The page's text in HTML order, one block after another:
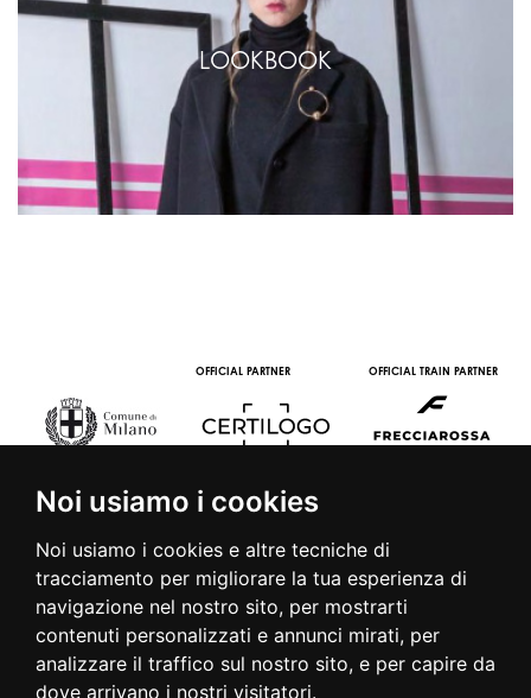
Noi usiamo i cookies
Noi usiamo i cookies e altre tecniche di
tracciamento per migliorare la tua esperienza di
navigazione nel nostro sito, per mostrarti
contenuti personalizzati e annunci mirati, per
analizzare il traffico sul nostro sito, e per capire da
dove arrivano i nostri visitatori.
LOOKBOOK
OFFICIAL PARTNER OFFICIAL TRAIN PARTNER
© 2016 | PIAZZA DUOMO, 31 - 20122 MILANO - TEL +39.02.7771081
- FAX +39.02.77710850 -CAMERAMODA@CAMERAMODA.IT|APP
|PRIVACY POLICY|COOKIE POLICY